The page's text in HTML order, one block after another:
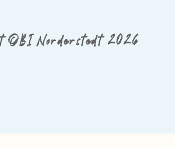
OBI Norderstedt 2026